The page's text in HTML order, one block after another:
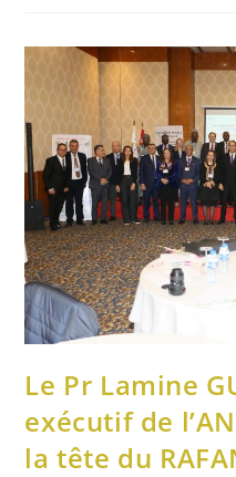
Le Pr Lamine
exécutif de
la tête du